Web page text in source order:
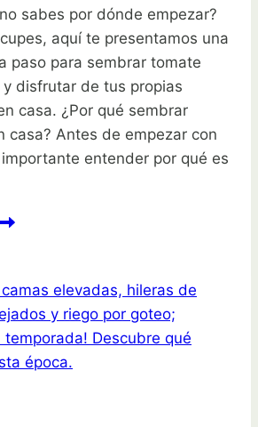
sabes por dónde empezar?
aquí te presentamos una
paso para sembrar tomate
disfrutar de tus propias
casa. ¿Por qué sembrar
casa? Antes de empezar con
entender por qué es